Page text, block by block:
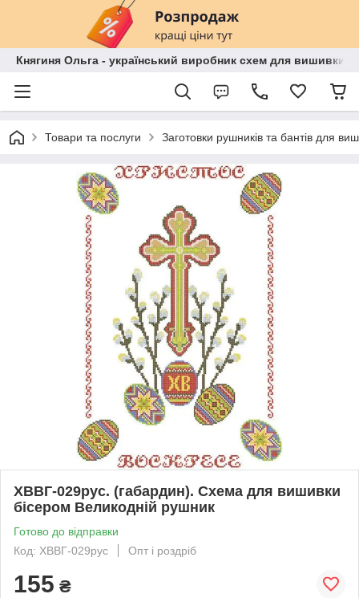
Княгиня Ольга - український виробник схем для вишивки
Товари та послуги Заготовки рушників та бантів для
ХВВГ-029рус. (габардин). Схема для вишивки
бісером Великодній рушник
Готово до відправки
Код: ХВВГ-029рус
Опт і роздріб
155 ₴